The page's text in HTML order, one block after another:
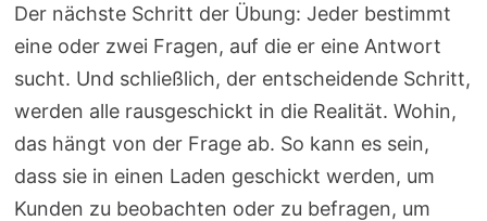
Der nächste Schritt der Übung: Jeder bestimmt
eine oder zwei Fragen, auf die er eine Antwort
sucht. Und schließlich, der entscheidende Schritt,
werden alle rausgeschickt in die Realität. Wohin,
das hängt von der Frage ab. So kann es sein,
dass sie in einen Laden geschickt werden, um
Kunden zu beobachten oder zu befragen, um